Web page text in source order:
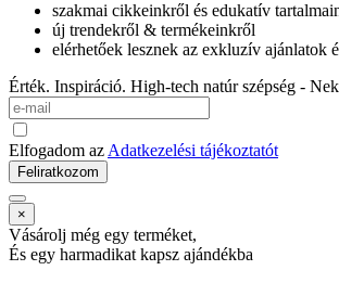
szakmai cikkeinkről és edukatív
új trendekről & termékeinkről
elérhetőek lesznek az exkluzív ajánlatok
Érték. Inspiráció. High-tech natúr szépség -
Elfogadom az Adatkezelési tájékoztatót
Feliratkozom
×
Vásárolj még egy terméket,
És egy harmadikat kapsz ajándékba